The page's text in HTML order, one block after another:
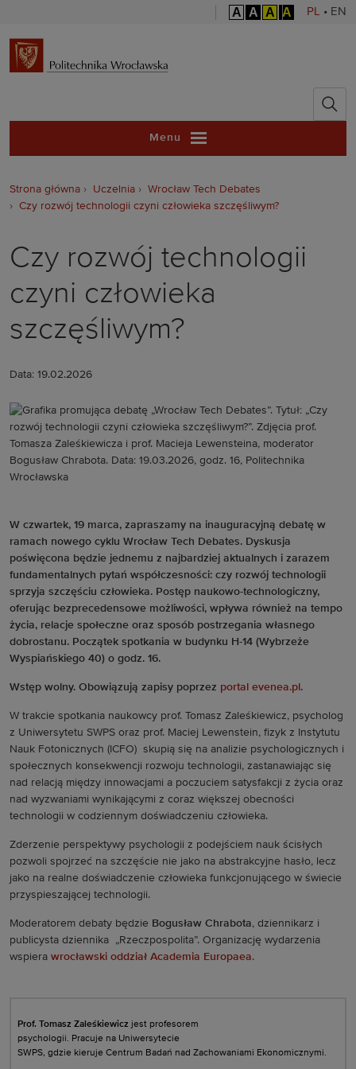
A A A A PL • EN
Politechnika
Menu
Strona główna Uczelnia
Wrocław Tech Debates
Czy rozwój technologii czyni człowieka szczęśliwym?
Czy rozwój technologii
czyni człowieka
szczęśliwym?
Data: 19.02.2026
W czwartek, 19 marca, zapraszamy na inauguracyjną debatę w
ramach nowego cyklu Wrocław Tech Debates. Dyskusja
poświęcona będzie jednemu z najbardziej aktualnych i zarazem
fundamentalnych pytań współczesności: czy rozwój technologii
sprzyja szczęściu człowieka. Postęp naukowo-technologiczny,
oferując bezprecedensowe możliwości, wpływa również na tempo
życia, relacje społeczne oraz sposób postrzegania własnego
dobrostanu. Początek spotkania w budynku H-14 (Wybrzeże
Wyspiańskiego 40) o godz. 16.
Wstęp wolny. Obowiązują zapisy poprzez portal evenea.pl .
W trakcie spotkania naukowcy prof. Tomasz Zaleśkiewicz, psycholog
z Uniwersytetu SWPS oraz prof. Maciej Lewenstein, fizyk z Instytutu
Nauk Fotonicznych (ICFO) skupią się na analizie psychologicznych i
społecznych konsekwencji rozwoju technologii, zastanawiając się
nad relacją między innowacjami a poczuciem satysfakcji z życia oraz
nad wyzwaniami wynikającymi z coraz większej obecności
technologii w codziennym doświadczeniu człowieka.
Zderzenie perspektywy psychologii z podejściem nauk ścisłych
pozwoli spojrzeć na szczęście nie jako na abstrakcyjne hasło, lecz
jako na realne doświadczenie człowieka funkcjonującego w świecie
przyspieszającej technologii.
Moderatorem debaty będzie Bogusław Chrabota, dziennikarz i
publicysta dziennika „Rzeczpospolita”. Organizację wydarzenia
wspiera wrocławski oddział Academia Europaea.
Prof. Tomasz Zaleśkiewicz jest profesorem
psychologii. Pracuje na Uniwersytecie
SWPS, gdzie kieruje Centrum Badań nad Zachowaniami Ekonomicznymi.